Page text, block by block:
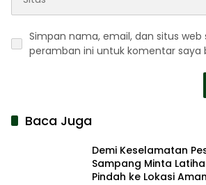
Simpan nama, email, dan situs web
peramban ini untuk komentar saya
Baca Juga
Demi Keselamatan
Sampang Minta
Pindah ke Lokasi Aman